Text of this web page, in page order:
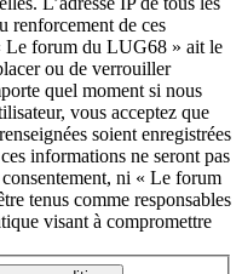
renforcement de ces
Le forum du LUG68 » ait le
ou de verrouiller
quel moment si nous
vous acceptez que
soient enregistrées
informations ne seront pas
ni « Le forum
tenus comme responsables
visant à compromettre